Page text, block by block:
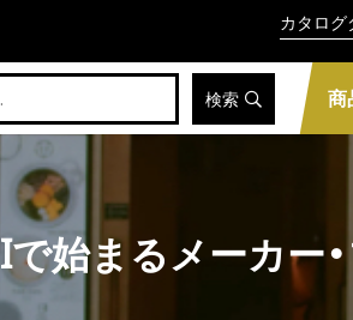
カタログ
検索 商
Iで始まるメーカー